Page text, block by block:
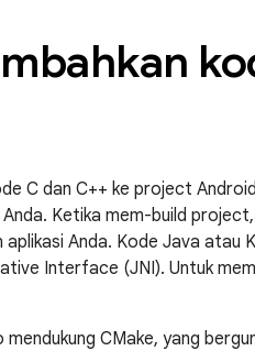
C dan C++ ke project
Ketika mem-build
aplikasi Anda. Kode Java atau
Interface (JNI). Untuk
mendukung CMake, yang